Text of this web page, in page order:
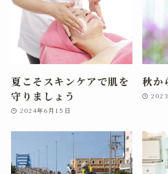
夏こそスキンケアで肌を
守りましょう
2024年6月15日
秋か